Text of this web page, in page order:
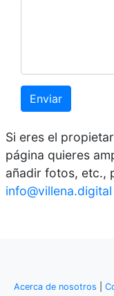
Enviar
Si eres el
página quieres
añadir fotos, etc.,
info@villena.digital
Acerca de nosotros